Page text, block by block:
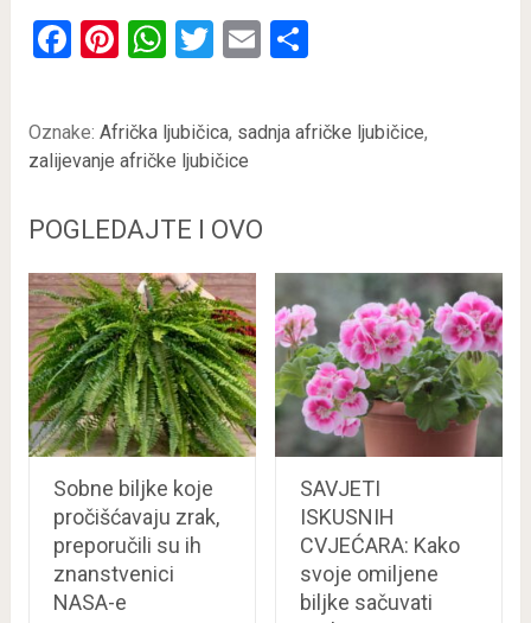
Facebook
Pinterest
WhatsApp
Twitter
EmailShare
Oznake: Afrička ljubičica, sadnja afričke ljubičice,
zalijevanje afričke ljubičice
POGLEDAJTE I OVO
Sobne biljke koje
pročišćavaju zrak,
preporučili su ih
znanstvenici
NASA-e
SAVJETI
ISKUSNIH
CVJEĆARA: Kako
svoje omiljene
biljke sačuvati